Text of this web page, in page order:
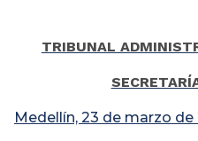
TRIBUNAL
Medellín, 23 de marzo de